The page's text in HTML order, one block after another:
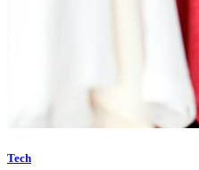
Tech